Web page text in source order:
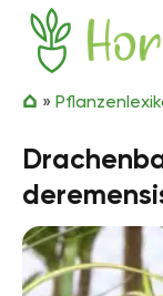
Zum Inhalt springen
Hortica
»